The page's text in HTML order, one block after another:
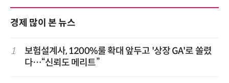
경제 많이 본 뉴스
1
보험설계사, 1200%룰 확대 앞두고 '상장 GA'로 쏠렸
다…“신뢰도 메리트”